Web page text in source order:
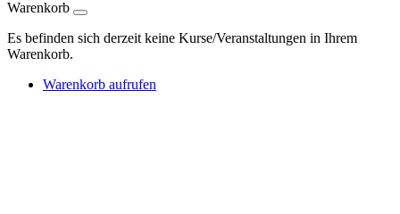
Warenkorb
Es befinden sich derzeit keine Kurse/Veranstaltungen in Ihrem
Warenkorb.
Warenkorb aufrufen